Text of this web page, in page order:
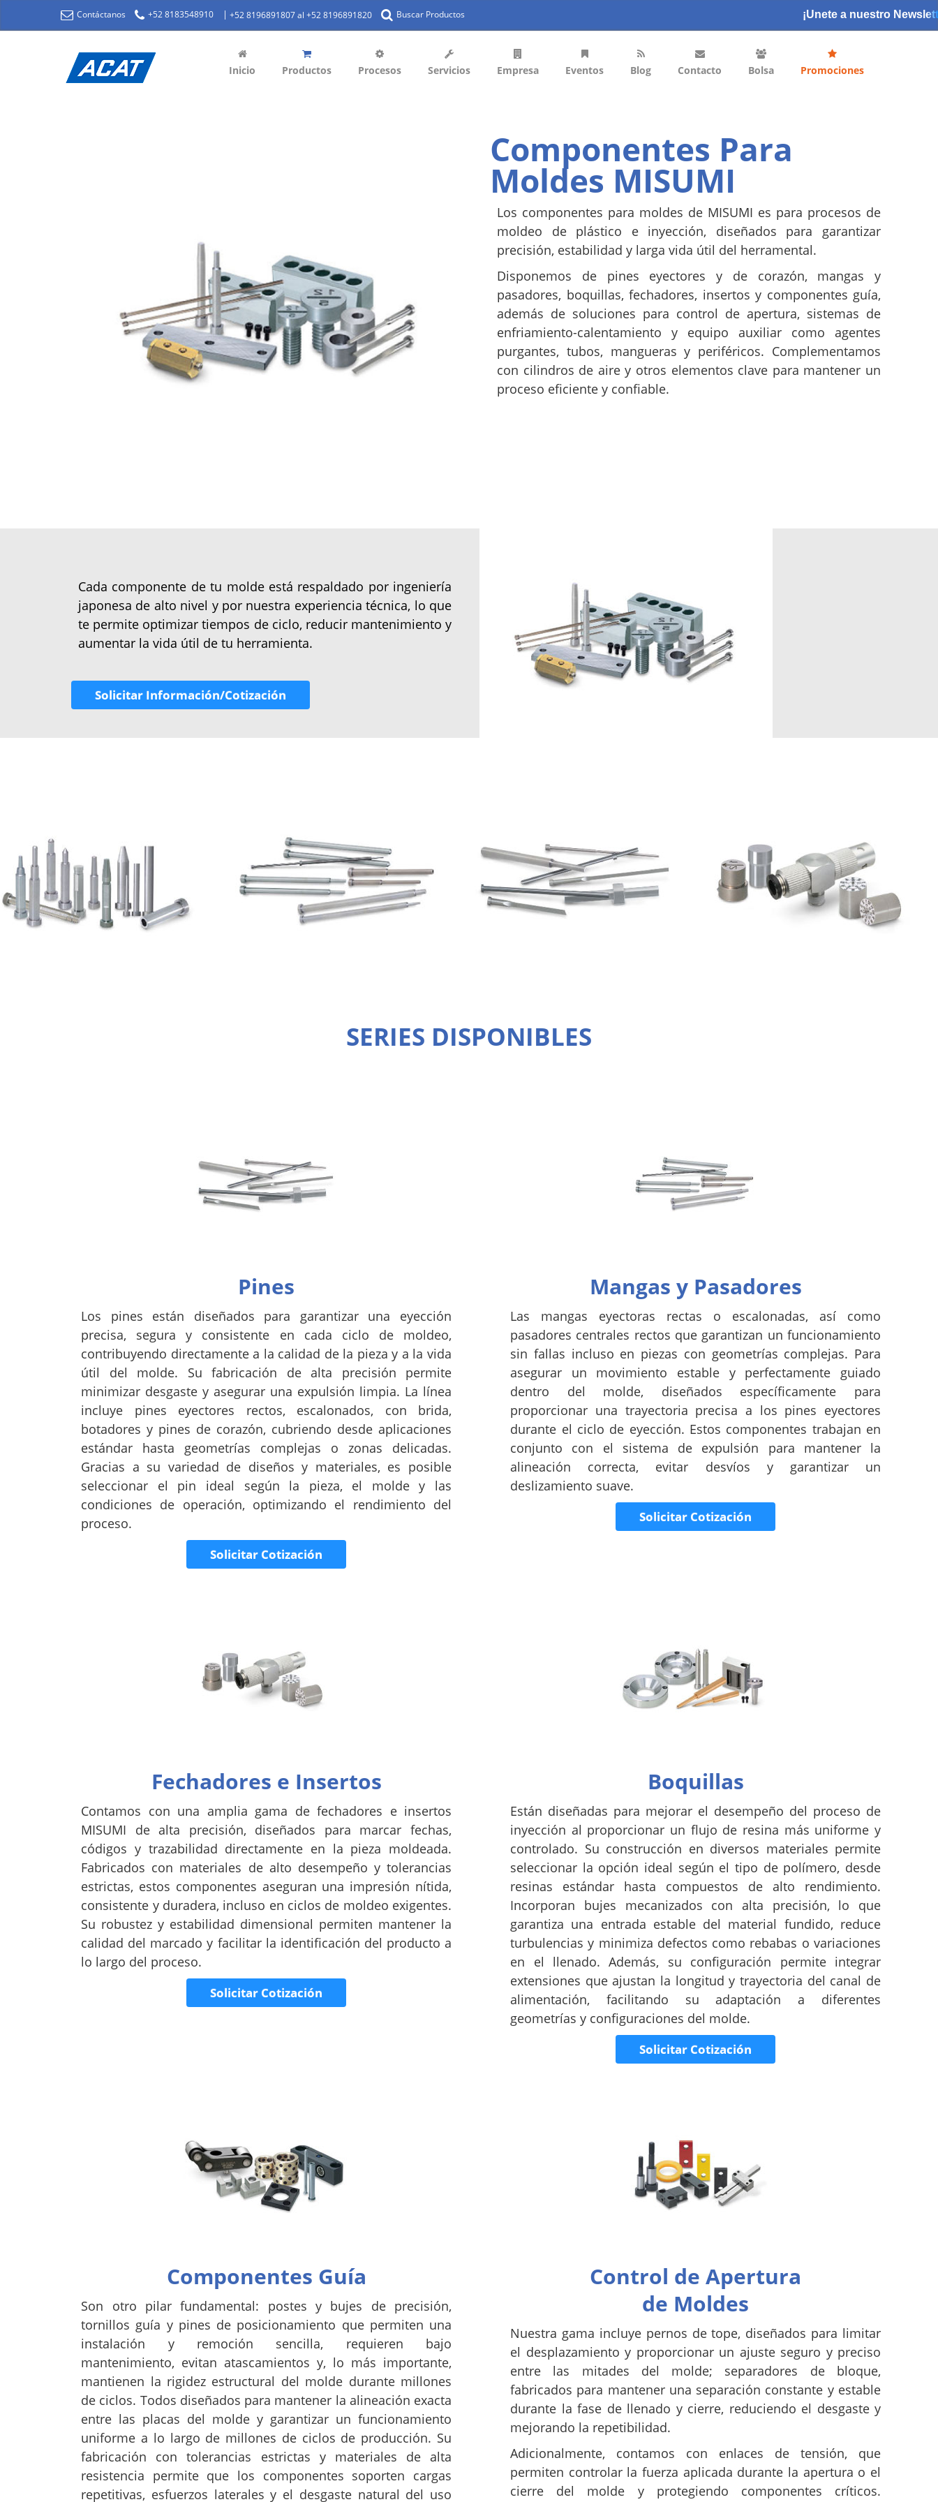
Contáctanos +52 8183548910 | +52 8196891807 al +52 8196891820 Buscar Productos ¡Unete a nuestro
Inicio Productos Procesos Servicios Empresa Eventos Blog Contacto Bolsa Promociones
Componentes Para
Moldes MISUMI
Los componentes para moldes de MISUMI es para procesos de
moldeo de plástico e inyección, diseñados para garantizar
precisión, estabilidad y larga vida útil del herramental.
Disponemos de pines eyectores y de corazón, mangas y
pasadores, boquillas, fechadores, insertos y componentes guía,
además de soluciones para control de apertura, sistemas de
enfriamiento-calentamiento y equipo auxiliar como agentes
purgantes, tubos, mangueras y periféricos. Complementamos
con cilindros de aire y otros elementos clave para mantener un
proceso eficiente y confiable.
Cada componente de tu molde está respaldado por ingeniería
japonesa de alto nivel y por nuestra experiencia técnica, lo que
te permite optimizar tiempos de ciclo, reducir mantenimiento y
aumentar la vida útil de tu herramienta.
Solicitar Información/Cotización
SERIES DISPONIBLES
Pines
Los pines están diseñados para garantizar una eyección
precisa, segura y consistente en cada ciclo de moldeo,
contribuyendo directamente a la calidad de la pieza y a la vida
útil del molde. Su fabricación de alta precisión permite
minimizar desgaste y asegurar una expulsión limpia. La línea
incluye pines eyectores rectos, escalonados, con brida,
botadores y pines de corazón, cubriendo desde aplicaciones
estándar hasta geometrías complejas o zonas delicadas.
Gracias a su variedad de diseños y materiales, es posible
seleccionar el pin ideal según la pieza, el molde y las
condiciones de operación, optimizando el rendimiento del
proceso.
Solicitar Cotización
Mangas y Pasadores
Las mangas eyectoras rectas o escalonadas, así como
pasadores centrales rectos que garantizan un funcionamiento
sin fallas incluso en piezas con geometrías complejas. Para
asegurar un movimiento estable y perfectamente guiado
dentro del molde, diseñados específicamente para
proporcionar una trayectoria precisa a los pines eyectores
durante el ciclo de eyección. Estos componentes trabajan en
conjunto con el sistema de expulsión para mantener la
alineación correcta, evitar desvíos y garantizar un
deslizamiento suave.
Solicitar Cotización
Fechadores e Insertos
Contamos con una amplia gama de fechadores e insertos
MISUMI de alta precisión, diseñados para marcar fechas,
códigos y trazabilidad directamente en la pieza moldeada.
Fabricados con materiales de alto desempeño y tolerancias
estrictas, estos componentes aseguran una impresión nítida,
consistente y duradera, incluso en ciclos de moldeo exigentes.
Su robustez y estabilidad dimensional permiten mantener la
calidad del marcado y facilitar la identificación del producto a
lo largo del proceso.
Solicitar Cotización
Boquillas
Están diseñadas para mejorar el desempeño del proceso de
inyección al proporcionar un flujo de resina más uniforme y
controlado. Su construcción en diversos materiales permite
seleccionar la opción ideal según el tipo de polímero, desde
resinas estándar hasta compuestos de alto rendimiento.
Incorporan bujes mecanizados con alta precisión, lo que
garantiza una entrada estable del material fundido, reduce
turbulencias y minimiza defectos como rebabas o variaciones
en el llenado. Además, su configuración permite integrar
extensiones que ajustan la longitud y trayectoria del canal de
alimentación, facilitando su adaptación a diferentes
geometrías y configuraciones del molde.
Solicitar Cotización
Componentes Guía
Son otro pilar fundamental: postes y bujes de precisión,
tornillos guía y pines de posicionamiento que permiten una
instalación y remoción sencilla, requieren bajo
mantenimiento, evitan atascamientos y, lo más importante,
mantienen la rigidez estructural del molde durante millones
de ciclos. Todos diseñados para mantener la alineación exacta
entre las placas del molde y garantizar un funcionamiento
uniforme a lo largo de millones de ciclos de producción. Su
fabricación con tolerancias estrictas y materiales de alta
resistencia permite que los componentes soporten cargas
repetitivas, esfuerzos laterales y el desgaste natural del uso
Control de Apertura
de Moldes
Nuestra gama incluye pernos de tope, diseñados para limitar
el desplazamiento y proporcionar un ajuste seguro y preciso
entre las mitades del molde; separadores de bloque,
fabricados para mantener una separación constante y estable
durante la fase de llenado y cierre, reduciendo el desgaste y
mejorando la repetibilidad.
Adicionalmente, contamos con enlaces de tensión, que
permiten controlar la fuerza aplicada durante la apertura o el
cierre del molde y protegiendo componentes críticos.